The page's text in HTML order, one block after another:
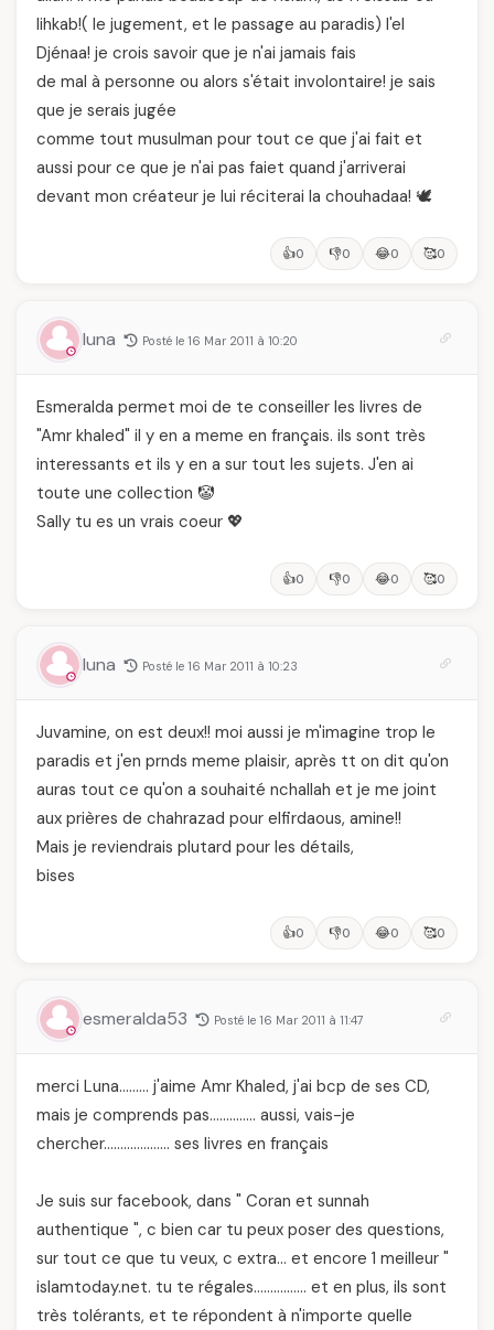
lihkab!( le jugement, et le passage au paradis) l'el
Djénaa! je crois savoir que je n'ai jamais fais
de mal à personne ou alors s'était involontaire! je sais
que je serais jugée
comme tout musulman pour tout ce que j'ai fait et
aussi pour ce que je n'ai pas faiet quand j'arriverai
devant mon créateur je lui réciterai la chouhadaa! 🕊️
👍0 👎0 😂0 🥰0
luna Posté le 16 Mar 2011 à 10:20
Esmeralda permet moi de te conseiller les livres de
"Amr khaled" il y en a meme en français. ils sont très
interessants et ils y en a sur tout les sujets. J'en ai
toute une collection 🤡
Sally tu es un vrais coeur 💖
👍0 👎0 😂0 🥰0
luna Posté le 16 Mar 2011 à 10:23
Juvamine, on est deux!! moi aussi je m'imagine trop le
paradis et j'en prnds meme plaisir, après tt on dit qu'on
auras tout ce qu'on a souhaité nchallah et je me joint
aux prières de chahrazad pour elfirdaous, amine!!
Mais je reviendrais plutard pour les détails,
bises
👍0 👎0 😂0 🥰0
esmeralda53 Posté le 16 Mar 2011 à 11:47
merci Luna……… j'aime Amr Khaled, j'ai bcp de ses CD,
mais je comprends pas………….. aussi, vais-je
chercher……………….. ses livres en français
Je suis sur facebook, dans " Coran et sunnah
authentique ", c bien car tu peux poser des questions,
sur tout ce que tu veux, c extra… et encore 1 meilleur "
islamtoday.net. tu te régales……………. et en plus, ils sont
très tolérants, et te répondent à n'importe quelle